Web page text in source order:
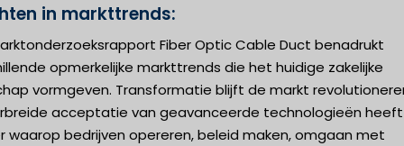
in markttrends:
Fiber Optic Cable Duct benadrukt
opmerkelijke markttrends die het huidige zakelijke
vormgeven. Transformatie blijft de markt
acceptatie van geavanceerde technologieën
waarop bedrijven opereren, beleid maken, omgaan met